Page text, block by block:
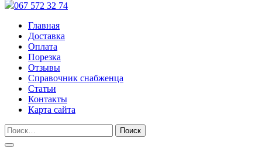
067 572 32 74
Главная
Доставка
Оплата
Порезка
Отзывы
Справочник снабженца
Статьи
Контакты
Карта сайта